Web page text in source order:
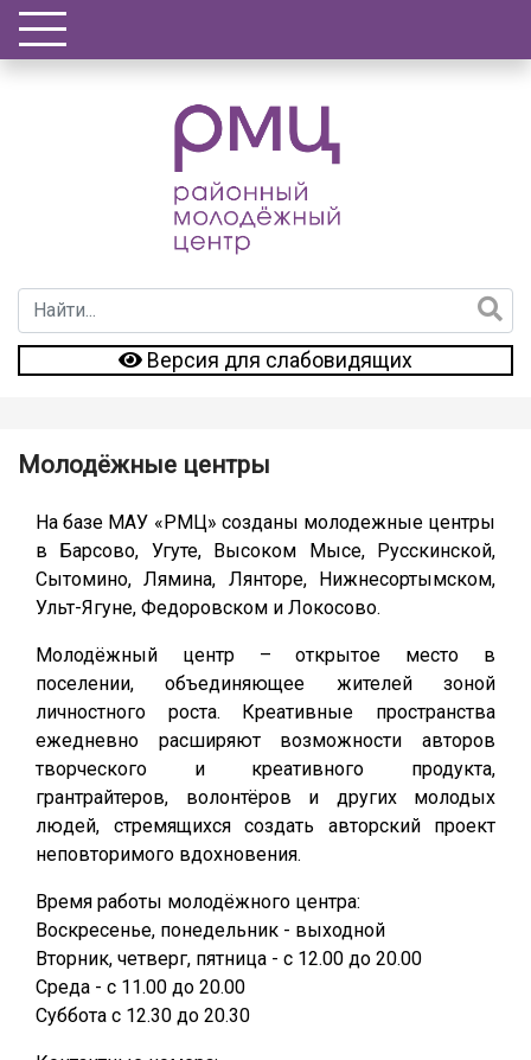
Версия для слабовидящих
Молодёжные центры
На базе МАУ «РМЦ» созданы молодежные центры
в Барсово, Угуте, Высоком Мысе, Русскинской,
Сытомино, Лямина, Лянторе, Нижнесортымском,
Ульт-Ягуне, Федоровском и Локосово.
Молодёжный центр – открытое место в
поселении, объединяющее жителей зоной
личностного роста. Креативные пространства
ежедневно расширяют возможности авторов
творческого и креативного продукта,
грантрайтеров, волонтёров и других молодых
людей, стремящихся создать авторский проект
неповторимого вдохновения.
Время работы молодёжного центра:
Воскресенье, понедельник - выходной
Вторник, четверг, пятница - с 12.00 до 20.00
Среда - с 11.00 до 20.00
Суббота с 12.30 до 20.30